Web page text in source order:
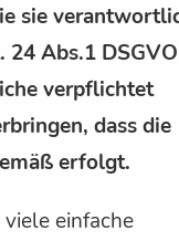
sie
24 Abs.1 DSGVO
verpflichtet
dass die
erfolgt.
einfache